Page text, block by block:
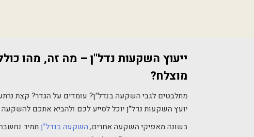
ייעוץ השקעות נדל"ן – מה זה, מהו
מוצלח?
מתלבטים לגבי השקעה בנדל"ן? עומדים על הגדר? קצת
יועץ השקעות נדל"ן יוכל לסייע לכם ולהביא אתכם
בשונה מאפיקי השקעה אחרים,השקעה בנדל"ןתמיד